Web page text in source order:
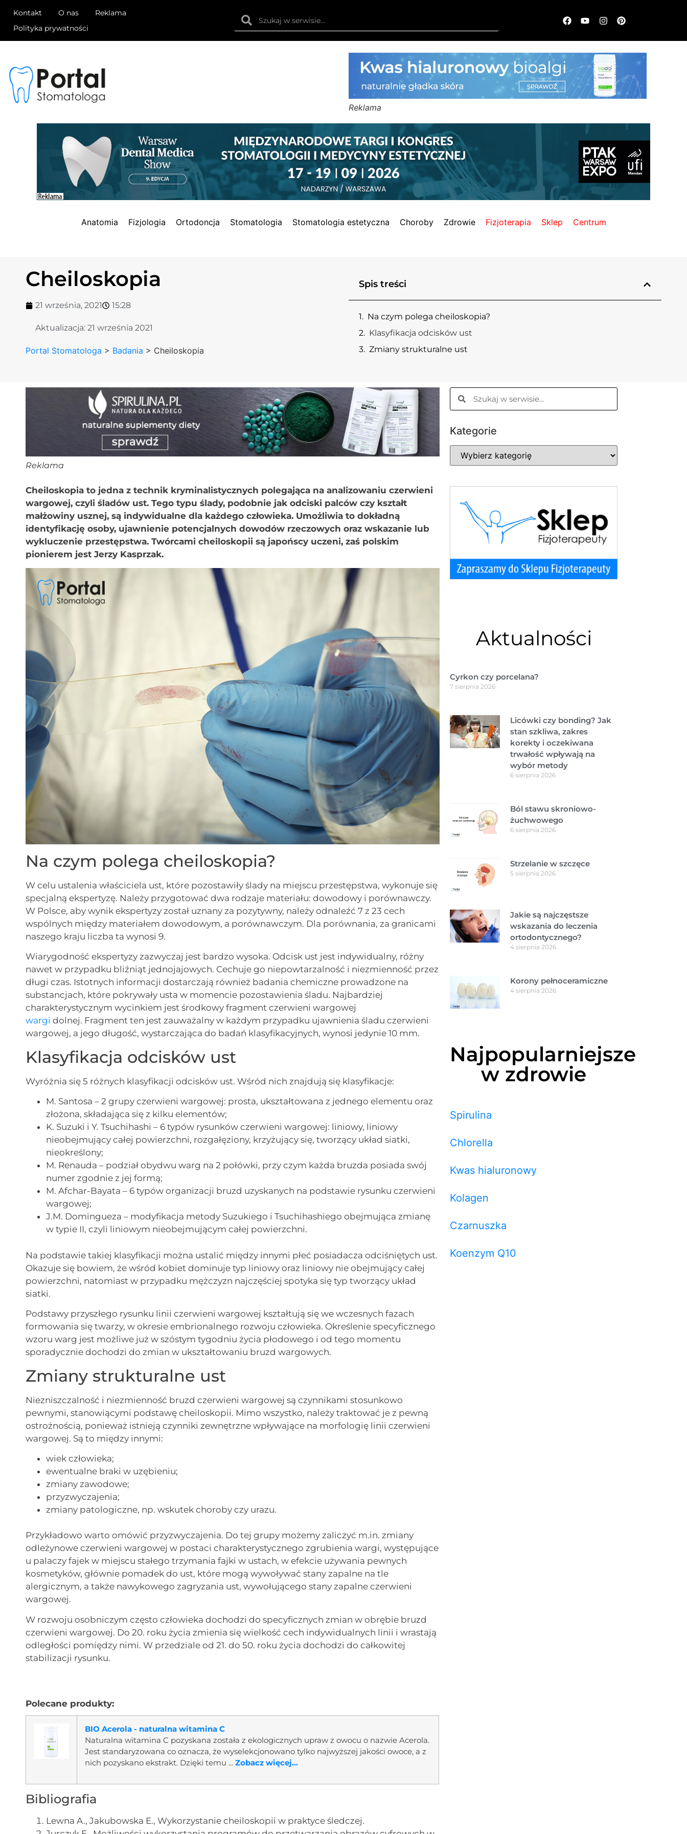
Kontakt O nas
Reklama
Polityka prywatności
Reklama
Anatomia Fizjologia Ortodoncja Stomatologia Stomatologia estetyczna Choroby Zdrowie Fizjoterapia Sklep Centrum
Cheiloskopia
21 września, 2021 15:28
Aktualizacja:21 września 2021
Portal Stomatologa > Badania > Cheiloskopia
Spis treści
Na czym polega cheiloskopia?
Klasyfikacja odcisków ust
Zmiany strukturalne ust
Reklama
Cheiloskopia to jedna z technik kryminalistycznych polegająca na analizowaniu czerwieni
wargowej, czyli śladów ust. Tego typu ślady, podobnie jak odciski palców czy kształt
małżowiny usznej, są indywidualne dla każdego człowieka. Umożliwia to dokładną
identyfikację osoby, ujawnienie potencjalnych dowodów rzeczowych oraz wskazanie lub
wykluczenie przestępstwa. Twórcami cheiloskopii są japońscy uczeni, zaś polskim
pionierem jest Jerzy Kasprzak.
Na czym polega cheiloskopia?
W celu ustalenia właściciela ust, które pozostawiły ślady na miejscu przestępstwa, wykonuje się
specjalną ekspertyzę. Należy przygotować dwa rodzaje materiału: dowodowy i porównawczy.
W Polsce, aby wynik ekspertyzy został uznany za pozytywny, należy odnaleźć 7 z 23 cech
wspólnych między materiałem dowodowym, a porównawczym. Dla porównania, za granicami
naszego kraju liczba ta wynosi 9.
Wiarygodność ekspertyzy zazwyczaj jest bardzo wysoka. Odcisk ust jest indywidualny, różny
nawet w przypadku bliźniąt jednojajowych. Cechuje go niepowtarzalność i niezmienność przez
długi czas. Istotnych informacji dostarczają również badania chemiczne prowadzone na
substancjach, które pokrywały usta w momencie pozostawienia śladu. Najbardziej
charakterystycznym wycinkiem jest środkowy fragment czerwieni wargowej
wargi dolnej. Fragment ten jest zauważalny w każdym przypadku ujawnienia śladu czerwieni
wargowej, a jego długość, wystarczająca do badań klasyfikacyjnych, wynosi jedynie 10 mm.
Klasyfikacja odcisków ust
Wyróżnia się 5 różnych klasyfikacji odcisków ust. Wśród nich znajdują się klasyfikacje:
M. Santosa – 2 grupy czerwieni wargowej: prosta, ukształtowana z jednego elementu oraz
złożona, składająca się z kilku elementów;
K. Suzuki i Y. Tsuchihashi – 6 typów rysunków czerwieni wargowej: liniowy, liniowy
nieobejmujący całej powierzchni, rozgałęziony, krzyżujący się, tworzący układ siatki,
nieokreślony;
M. Renauda – podział obydwu warg na 2 połówki, przy czym każda bruzda posiada swój
numer zgodnie z jej formą;
M. Afchar-Bayata – 6 typów organizacji bruzd uzyskanych na podstawie rysunku czerwieni
wargowej;
J.M. Domingueza – modyfikacja metody Suzukiego i Tsuchihashiego obejmująca zmianę
w typie II, czyli liniowym nieobejmującym całej powierzchni.
Na podstawie takiej klasyfikacji można ustalić między innymi płeć posiadacza odciśniętych ust.
Okazuje się bowiem, że wśród kobiet dominuje typ liniowy oraz liniowy nie obejmujący całej
powierzchni, natomiast w przypadku mężczyzn najczęściej spotyka się typ tworzący układ
siatki.
Podstawy przyszłego rysunku linii czerwieni wargowej kształtują się we wczesnych fazach
formowania się twarzy, w okresie embrionalnego rozwoju człowieka. Określenie specyficznego
wzoru warg jest możliwe już w szóstym tygodniu życia płodowego i od tego momentu
sporadycznie dochodzi do zmian w ukształtowaniu bruzd wargowych.
Zmiany strukturalne ust
Niezniszczalność i niezmienność bruzd czerwieni wargowej są czynnikami stosunkowo
pewnymi, stanowiącymi podstawę cheiloskopii. Mimo wszystko, należy traktować je z pewną
ostrożnością, ponieważ istnieją czynniki zewnętrzne wpływające na morfologię linii czerwieni
wargowej. Są to między innymi:
wiek człowieka;
ewentualne braki w uzębieniu;
zmiany zawodowe;
przyzwyczajenia;
zmiany patologiczne, np. wskutek choroby czy urazu.
Przykładowo warto omówić przyzwyczajenia. Do tej grupy możemy zaliczyć m.in. zmiany
odleżynowe czerwieni wargowej w postaci charakterystycznego zgrubienia wargi, występujące
u palaczy fajek w miejscu stałego trzymania fajki w ustach, w efekcie używania pewnych
kosmetyków, głównie pomadek do ust, które mogą wywoływać stany zapalne na tle
alergicznym, a także nawykowego zagryzania ust, wywołującego stany zapalne czerwieni
wargowej.
W rozwoju osobniczym często człowieka dochodzi do specyficznych zmian w obrębie bruzd
czerwieni wargowej. Do 20. roku życia zmienia się wielkość cech indywidualnych linii i wrastają
odległości pomiędzy nimi. W przedziale od 21. do 50. roku życia dochodzi do całkowitej
stabilizacji rysunku.
Polecane produkty:
BIO Acerola - naturalna witamina C
Naturalna witamina C pozyskana została z ekologicznych upraw z owocu o nazwie Acerola.
Jest standaryzowana co oznacza, że wyselekcjonowano tylko najwyższej jakości owoce, a z
nich pozyskano ekstrakt. Dzięki temu ...Zobacz więcej...
Bibliografia
Lewna A., Jakubowska E., Wykorzystanie cheiloskopii w praktyce śledczej.
Kategorie
Aktualności
Cyrkon czy porcelana?
7 sierpnia 2026
Licówki czy bonding? Jak
stan szkliwa, zakres
korekty i oczekiwana
trwałość wpływają na
wybór metody
6 sierpnia 2026
Ból stawu skroniowo-
żuchwowego
6 sierpnia 2026
Strzelanie w szczęce
5 sierpnia 2026
Jakie są najczęstsze
wskazania do leczenia
ortodontycznego?
4 sierpnia 2026
Korony pełnoceramiczne
4 sierpnia 2026
Najpopularniejsze
w zdrowie
Spirulina
Chlorella
Kwas hialuronowy
Kolagen
Czarnuszka
Koenzym Q10